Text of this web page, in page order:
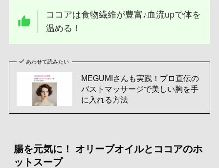
ココアは食物繊維が豊富♪血流upで体を
温める！
あわせて読みたい
MEGUMIさんも実践！プロ直伝の
バストマッサージで美しい胸を手
に入れる方法
腸を元気に！ オリーブオイルとココアのホ
ットスープ